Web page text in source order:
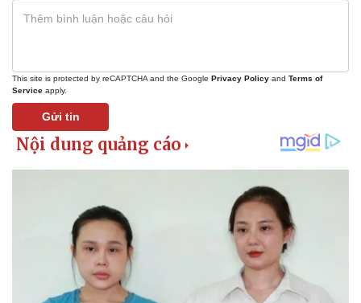
Quân sự - Quốc phòng
Vũ khí
This site is protected by reCAPTCHA and the Google Privacy Policy and Terms of
Service apply.
Gửi tin